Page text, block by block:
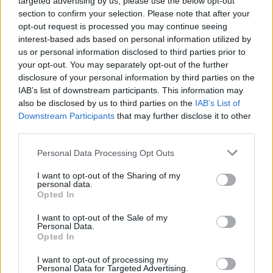
section to confirm your selection. Please note that after your
opt-out request is processed you may continue seeing
interest-based ads based on personal information utilized by
us or personal information disclosed to third parties prior to
your opt-out. You may separately opt-out of the further
disclosure of your personal information by third parties on the
IAB’s list of downstream participants. This information may
also be disclosed by us to third parties on the IAB’s List of
Downstream Participants that may further disclose it to other
Personal Data Processing Opt Outs
I want to opt-out of the Sharing of my
personal data.
Opted In
I want to opt-out of the Sale of my
Personal Data.
Opted In
I want to opt-out of processing my
Personal Data for Targeted Advertising.
17
Saab 9-5 2,3t SE"T.M.
Chiptuning"(1998)
19 397 visningar
247 kommentarer
349
4 juni 11
BMW E30 320i (1984)
6 745 visningar29 kommentarer
84
29 april 09
Detta köpte jag nyss-tråden 9733 svar